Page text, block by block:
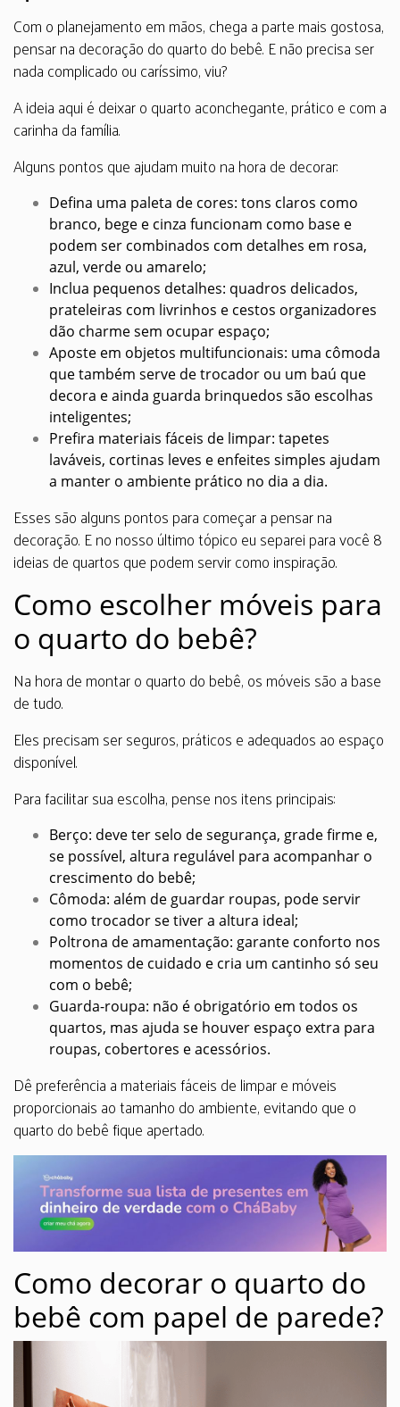
Com o planejamento em mãos, chega a parte mais gostosa,
pensar na decoração do quarto do bebê. E não precisa ser
nada complicado ou caríssimo, viu?
A ideia aqui é deixar o quarto aconchegante, prático e com a
carinha da família.
Alguns pontos que ajudam muito na hora de decorar:
Defina uma paleta de cores: tons claros como
branco, bege e cinza funcionam como base e
podem ser combinados com detalhes em rosa,
azul, verde ou amarelo;
Inclua pequenos detalhes: quadros delicados,
prateleiras com livrinhos e cestos organizadores
dão charme sem ocupar espaço;
Aposte em objetos multifuncionais: uma cômoda
que também serve de trocador ou um baú que
decora e ainda guarda brinquedos são escolhas
inteligentes;
Prefira materiais fáceis de limpar: tapetes
laváveis, cortinas leves e enfeites simples ajudam
a manter o ambiente prático no dia a dia.
Esses são alguns pontos para começar a pensar na
decoração. E no nosso último tópico eu separei para você 8
ideias de quartos que podem servir como inspiração.
Como escolher móveis para
o quarto do bebê?
Na hora de montar o quarto do bebê, os móveis são a base
de tudo.
Eles precisam ser seguros, práticos e adequados ao espaço
disponível.
Para facilitar sua escolha, pense nos itens principais:
Berço: deve ter selo de segurança, grade firme e,
se possível, altura regulável para acompanhar o
crescimento do bebê;
Cômoda: além de guardar roupas, pode servir
como trocador se tiver a altura ideal;
Poltrona de amamentação: garante conforto nos
momentos de cuidado e cria um cantinho só seu
com o bebê;
Guarda-roupa: não é obrigatório em todos os
quartos, mas ajuda se houver espaço extra para
roupas, cobertores e acessórios.
Dê preferência a materiais fáceis de limpar e móveis
proporcionais ao tamanho do ambiente, evitando que o
quarto do bebê fique apertado.
Como decorar o quarto do
bebê com papel de parede?